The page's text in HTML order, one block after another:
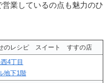
業しているの点も魅力のひ
のレシピ スイート すすの店
4丁目
地下1階